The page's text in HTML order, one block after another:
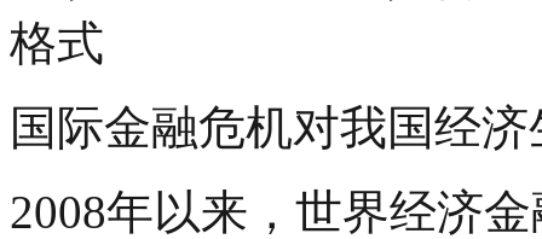
格式
国际金融危机对我国经
2008年以来，世界经济